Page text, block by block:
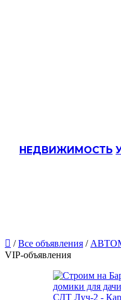
НЕДВИЖИМОСТЬ
 /Все объявления /
VIP-объявления